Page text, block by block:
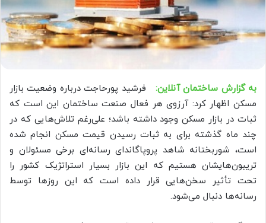
به گزارش ساختمان آنلاین:
فرشید پورحاجت درباره وضعیت بازار
مسکن اظهار کرد: آرزوی هر فعال صنعت ساختمان این است که
ثبات در بازار مسکن وجود داشته باشد؛ علی‌رغم تلاش‌هایی که در
چند ماه گذشته برای به ثبات رسیدن قیمت مسکن انجام شده
است، شوربختانه شاهد پروپاگاندای رسانه‌ای برخی مسئولان و
تریبون‌هایشان هستیم که این بازار بسیار استراتژیک کشور را
تحت تأثیر سخن‌هایی قرار داده است که این روزها توسط
رسانه‌ها دنبال می‌شود.